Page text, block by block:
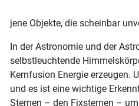
jene Objekte, die scheinbar
In der Astronomie und der
selbstleuchtende
Kernfusion Energie erzeugen.
und es ist eine wichtige
Sternen – den Fixsternen –